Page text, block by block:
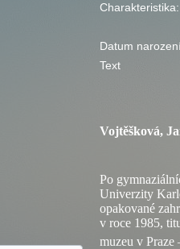
Charakteristika:
Datum
Text
Vojtěšková,
Po
Univerzity
opakované
v roce 1985,
muzeu v Praze